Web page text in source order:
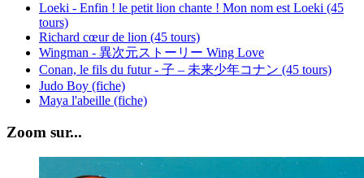
Loeki - Enfin ! le petit lion chante ! Mon nom est Loeki (45
tours)
Richard cœur de lion (45 tours)
Wingman - 異次元ストーリー Wing Love
Conan, le fils du futur - 子 – 未来少年コナン (45 tours)
Judo Boy (fiche)
Maya l'abeille (fiche)
Zoom sur...